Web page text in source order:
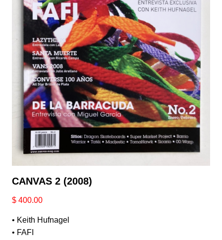
CANVAS 2 (2008)
$400.00
• Keith Hufnagel
• FAFI